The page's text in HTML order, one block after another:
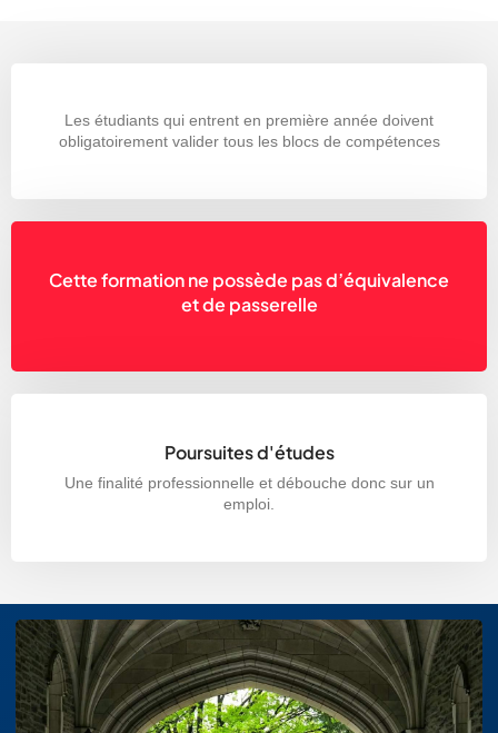
Les étudiants qui entrent en première année doivent
obligatoirement valider tous les blocs de compétences
Cette formation ne possède pas d’équivalence
et de passerelle
Poursuites d'études
Une finalité professionnelle et débouche donc sur un
emploi.